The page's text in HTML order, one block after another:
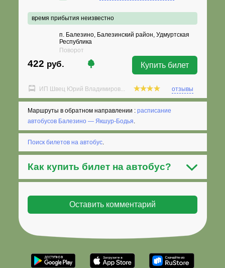
время прибытия неизвестно
п. Балезино, Балезинский район, Удмуртская
Республика
Поворот
422 руб. Купить билет
ИП Швец Юрий Владимиров... отзывы
Маршруты в обратном направлении :расписание
автобусов Балезино — Якшур-Бодья
Поиск билетов на автобус.
Как купить билет на автобус?